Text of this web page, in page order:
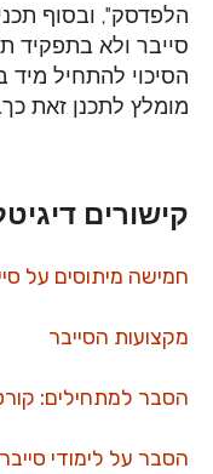
הלפדסק", ובסוף
סייבר ולא בתפקיד
הסיכוי להתחיל מיד
מומלץ לתכנן זאת כך.
קישורים
חמישה מיתוסים על
מקצועות הסייבר
הסבר למתחילים: קורס
הסבר על לימודי